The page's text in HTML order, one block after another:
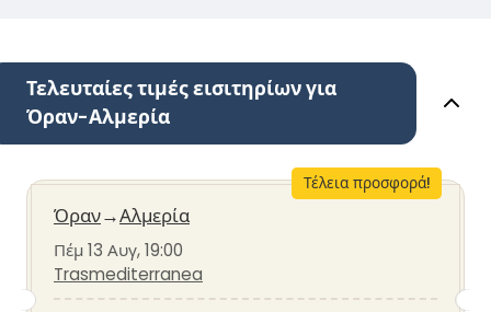
Τελευταίες τιμές εισιτηρίων για
Όραν-Αλμερία
Τέλεια προσφορά!
Όραν→Αλμερία
Πέμ 13 Αυγ, 19:00
Trasmediterranea